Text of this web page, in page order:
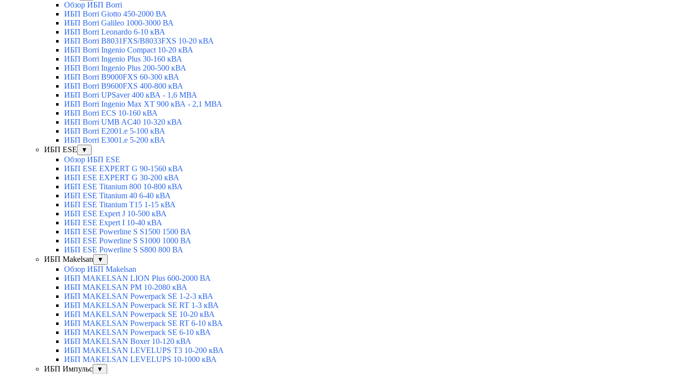
Обзор ИБП Borri
ИБП Borri Giotto 450-2000 ВА
ИБП Borri Galileo 1000-3000 ВА
ИБП Borri Leonardo 6-10 кВА
ИБП Borri B8031FXS/B8033FXS 10-20 кВА
ИБП Borri Ingenio Compact 10-20 кВА
ИБП Borri Ingenio Plus 30-160 кВА
ИБП Borri Ingenio Plus 200-500 кВА
ИБП Borri B9000FXS 60-300 кВА
ИБП Borri B9600FXS 400-800 кВА
ИБП Borri UPSaver 400 кВА - 1,6 МВА
ИБП Borri Ingenio Max XT 900 кВА - 2,1 МВА
ИБП Borri ECS 10-160 кВА
ИБП Borri UMB AC40 10-320 кВА
ИБП Borri E2001.e 5-100 кВА
ИБП Borri E3001.e 5-200 кВА
ИБП ESE
▼
Обзор ИБП ESE
ИБП ESE EXPERT G 90-1560 кВА
ИБП ESE EXPERT G 30-200 кВА
ИБП ESE Titanium 800 10-800 кВА
ИБП ESE Titanium 40 6-40 кВА
ИБП ESE Titanium T15 1-15 кВА
ИБП ESE Expert J 10-500 кВА
ИБП ESE Expert I 10-40 кВА
ИБП ESE Powerline S S1500 1500 ВА
ИБП ESE Powerline S S1000 1000 ВА
ИБП ESE Powerline S S800 800 ВА
ИБП Makelsan
▼
Обзор ИБП Makelsan
ИБП MAKELSAN LION Plus 600-2000 ВА
ИБП MAKELSAN PM 10-2080 кВА
ИБП MAKELSAN Powerpack SE 1-2-3 кВА
ИБП MAKELSAN Powerpack SE RT 1-3 кВА
ИБП MAKELSAN Powerpack SE 10-20 кВА
ИБП MAKELSAN Powerpack SE RT 6-10 кВА
ИБП MAKELSAN Powerpack SE 6-10 кВА
ИБП MAKELSAN Boxer 10-120 кВА
ИБП MAKELSAN LEVELUPS T3 10-200 кВА
ИБП MAKELSAN LEVELUPS 10-1000 кВА
ИБП Импульс
▼